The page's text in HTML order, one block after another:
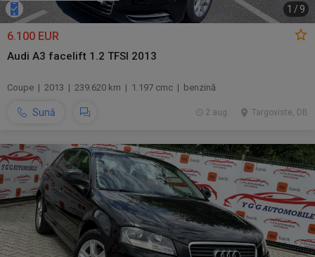
1 /9
6.100 EUR
Audi A3 facelift 1.2 TFSI 2013
Coupe | 2013 | 239.620 km | 1.197 cmc | benzină
Sună Targoviste, DB
2 aug.